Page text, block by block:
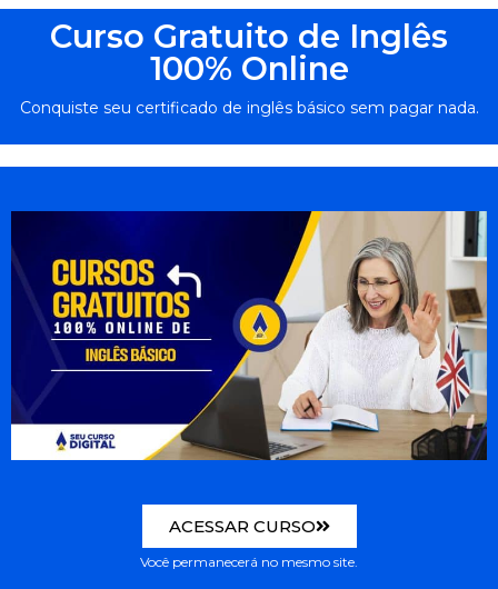
Curso Gratuito de Inglês
100% Online
Conquiste seu certificado de inglês básico sem pagar nada.
ACESSAR CURSO
Você permanecerá no mesmo site.